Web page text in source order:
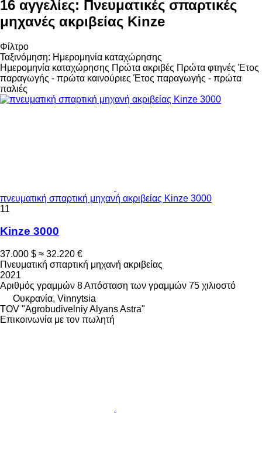
16 αγγελίες: Πνευματικές σπαρτικές
μηχανές ακριβείας Kinze
Φίλτρο
Ταξινόμηση: Ημερομηνία καταχώρησης
Ημερομηνία καταχώρησης Πρώτα ακριβές Πρώτα φτηνές Έτος
παραγωγής - πρώτα καινούριες Έτος παραγωγής - πρώτα
παλιές
πνευματική σπαρτική μηχανή ακριβείας Kinze 3000
11
Kinze 3000
37.000 $ ≈ 32.220 €
Πνευματική σπαρτική μηχανή ακριβείας
2021
Αριθμός γραμμών 8Απόσταση των γραμμών 75 χιλιοστό
Ουκρανία, Vinnytsia
TOV "Agrobudivelniy Alyans Astra"
Επικοινωνία με τον πωλητή